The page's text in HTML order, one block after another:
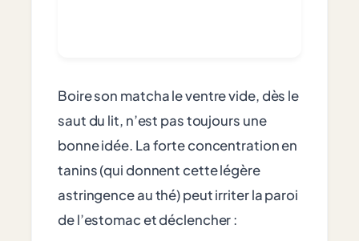
Boire son matcha le ventre vide, dès le
saut du lit, n’est pas toujours une
bonne idée. La forte concentration en
tanins (qui donnent cette légère
astringence au thé) peut irriter la paroi
de l’estomac et déclencher :